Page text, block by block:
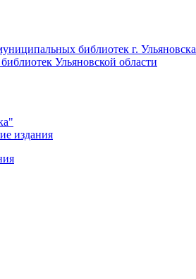
библиотек г. Ульяновска
Ульяновской области
издания